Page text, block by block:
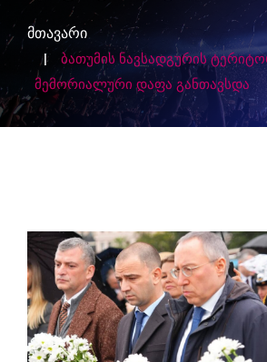
მთავარი
ბათუმის ნავსადგურის
მემორიალური დაფა განთავსდა